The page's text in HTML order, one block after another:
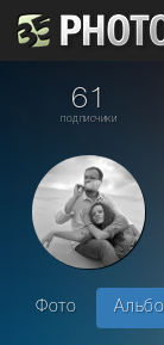
61
подписчики
Фото